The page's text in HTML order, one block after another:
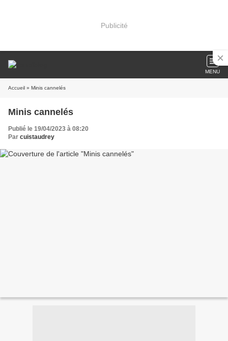
Publicité
MENU
Accueil » Minis cannelés
Minis cannelés
Publié le 19/04/2023 à 08:20
Par cuistaudrey